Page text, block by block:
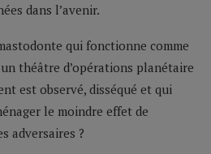
dans l’avenir.
qui fonctionne comme
théâtre d’opérations planétaire
est observé, disséqué et qui
le moindre effet de
adversaires ?